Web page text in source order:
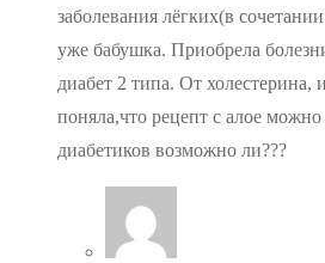
заболевания лёгких(в
уже бабушка. Приобрела
диабет 2 типа. От холестерина,
поняла,что рецепт с алое
диабетиков возможно ли???